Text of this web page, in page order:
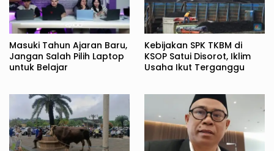
Masuki Tahun Ajaran Baru,
Jangan Salah Pilih Laptop
untuk Belajar
Kebijakan SPK TKBM di
KSOP Satui Disorot, Iklim
Usaha Ikut Terganggu